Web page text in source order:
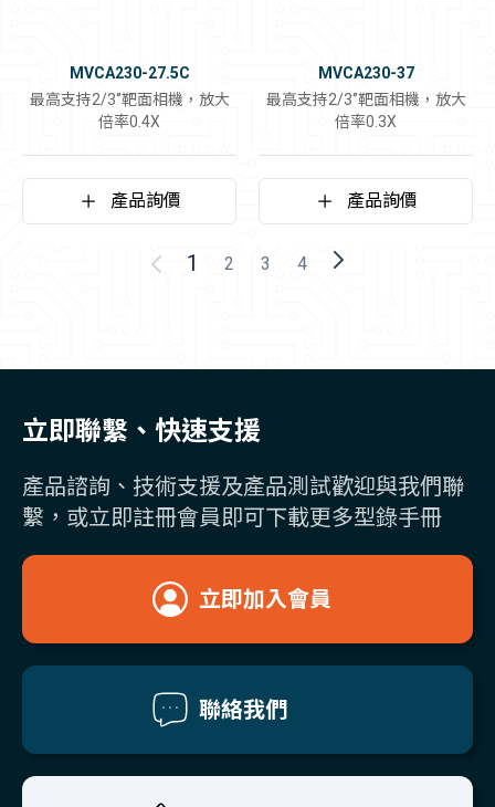
MVCA230-27.5C
最高支持2/3‘’靶面相機，放大
倍率0.4X
產品詢價
MVCA230-37
最高支持2/3‘’靶面相機，放大
倍率0.3X
產品詢價
1 2 3 4
立即聯繫、快速支援
產品諮詢、技術支援及產品測試歡迎與我們聯
繫，或立即註冊會員即可下載更多型錄手冊
立即加入會員
聯絡我們